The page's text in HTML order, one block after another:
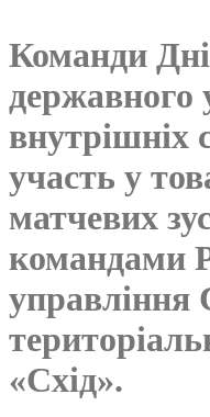
Команди
державного
внутрішніх
участь у
матчевих
командами
управління
«Схід».